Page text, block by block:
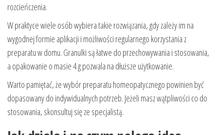
rozcieńczenia.
W praktyce wiele osób wybiera takie rozwiązania, gdy zależy im na
wygodnej formie aplikacji i możliwości regularnego korzystania z
preparatu w domu. Granulki są łatwe do przechowywania i stosowania,
a opakowanie o masie 4 g pozwala na dłuższe użytkowanie.
Warto pamiętać, że wybór preparatu homeopatycznego powinien być
dopasowany do indywidualnych potrzeb. Jeżeli masz wątpliwości co do
stosowania, skonsultuj się ze specjalistą.